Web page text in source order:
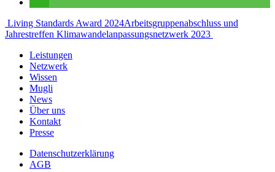
Beitragsnavigation
Living Standards Award 2024Arbeitsgruppenabschluss und
Jahrestreffen Klimawandelanpassungsnetzwerk 2023
Leistungen
Netzwerk
Wissen
Mugli
News
Über uns
Kontakt
Presse
Datenschutzerklärung
AGB